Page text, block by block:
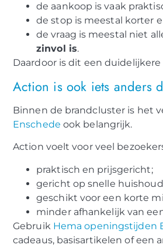
de aankoop is vaak
de stop is meestal korter
de vraag is meestal niet
zinvol is.
Daardoor is dit een
Action is ook iets anders
Binnen de brandcluster is het
Enschede ook belangrijk.
Action voelt voor veel
praktisch en prijsgericht;
gericht op snelle
geschikt voor een korte
minder afhankelijk van
Gebruik Hema openingstijden
cadeaus, basisartikelen of een